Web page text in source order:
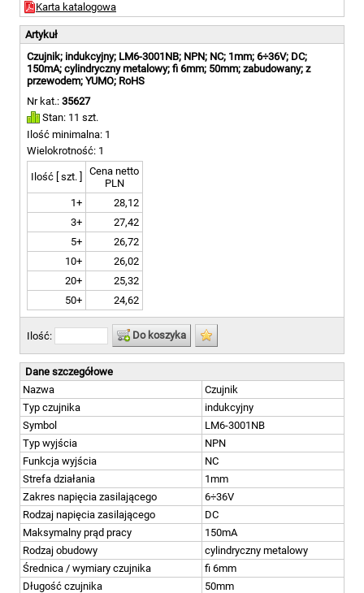
Karta katalogowa
Artykuł
Czujnik; indukcyjny; LM6-3001NB; NPN; NC; 1mm; 6÷36V; DC;
150mA; cylindryczny metalowy; fi 6mm; 50mm; zabudowany; z
przewodem; YUMO; RoHS
Nr kat.: 35627
Stan: 11 szt.
Ilość minimalna: 1
Wielokrotność: 1
Ilość [ szt. ]
Cena netto
PLN
1+
28,12
3+
27,42
5+
26,72
10+
26,02
20+
25,32
50+
24,62
Ilość: Do koszyka
Dane szczegółowe
Nazwa
Czujnik
Typ czujnika
indukcyjny
Symbol
LM6-3001NB
Typ wyjścia
NPN
Funkcja wyjścia
NC
Strefa działania
1mm
Zakres napięcia zasilającego
6÷36V
Rodzaj napięcia zasilającego
DC
Maksymalny prąd pracy
150mA
Rodzaj obudowy
cylindryczny metalowy
Średnica / wymiary czujnika
fi 6mm
Długość czujnika
50mm